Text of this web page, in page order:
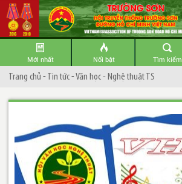
Mới nhất Nổi bật Tìm kiếm
Trang chủ -Tin tức-Văn học - Nghệ thuật TS